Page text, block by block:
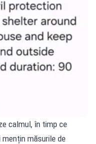
calmul, în timp ce
măsurile de